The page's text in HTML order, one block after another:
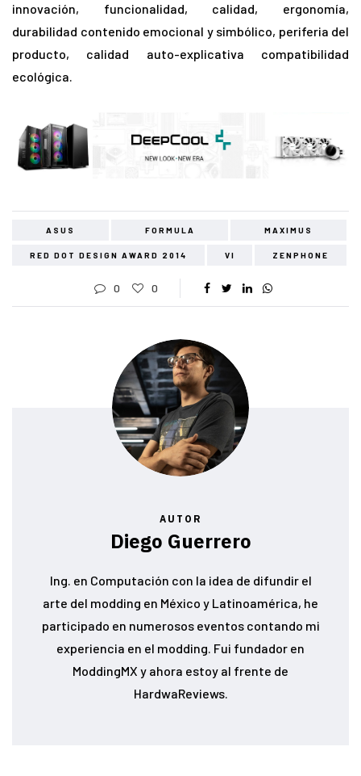
innovación, funcionalidad, calidad, ergonomía,
durabilidad contenido emocional y simbólico, periferia del
producto, calidad auto-explicativa compatibilidad
ecológica.
ASUS FORMULA MAXIMUS
RED DOT DESIGN AWARD 2014 VI ZENPHONE
0 0
AUTOR
Diego Guerrero
Ing. en Computación con la idea de difundir el
arte del modding en México y Latinoamérica, he
participado en numerosos eventos contando mi
experiencia en el modding. Fui fundador en
ModdingMX y ahora estoy al frente de
HardwaReviews.